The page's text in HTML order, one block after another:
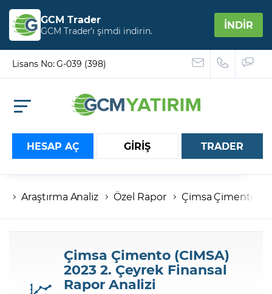
GCM Trader
GCM Trader’ı şimdi indirin. İNDİR
Lisans No: G-039 (398)
HESAP AÇ GİRİŞ
Hesap numaranız
Şifreniz
TRADER
Araştırma Analiz Özel Rapor Çimsa Çimento
Çimsa Çimento (CIMSA)
2023 2. Çeyrek Finansal
Rapor Analizi